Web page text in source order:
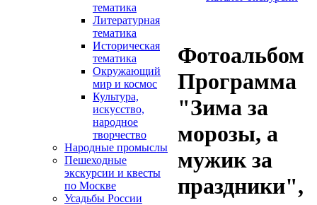
тематика
Литературная
тематика
Историческая
тематика
Окружающий
мир и космос
Культура,
искусство,
народное
творчество
Народные промыслы
Пешеходные
экскурсии и квесты
по Москве
Усадьбы России
Фотоальбом
Программа
"Зима за
морозы, а
мужик за
праздники",